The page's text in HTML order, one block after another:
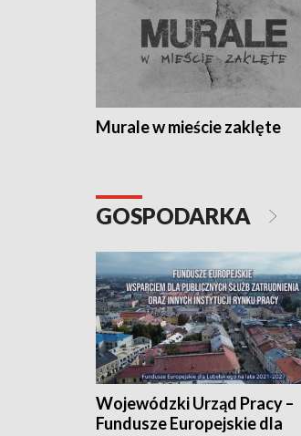
Murale w mieście zaklęte
GOSPODARKA
Wojewódzki Urząd Pracy –
Fundusze Europejskie dla